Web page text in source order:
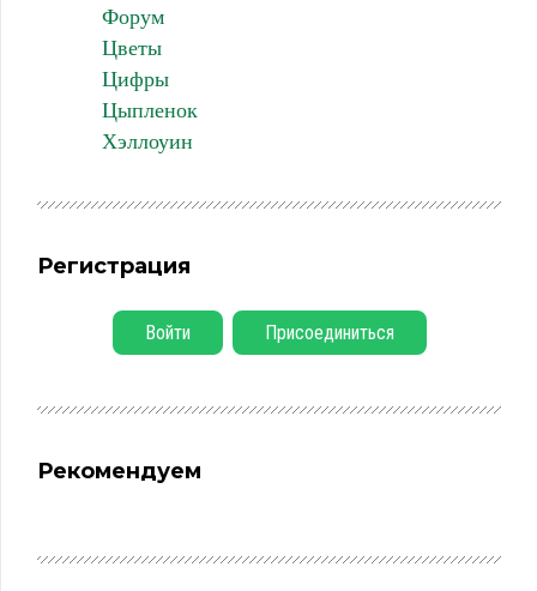
Форум
Цветы
Цифры
Цыпленок
Хэллоуин
Регистрация
Войти Присоединиться
Рекомендуем